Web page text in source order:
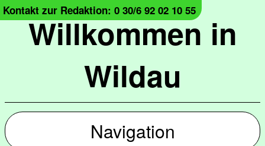
Willkommen in
Wildau
Kontakt zur Redaktion: 0 30/6 92 02 10 55
Navigation